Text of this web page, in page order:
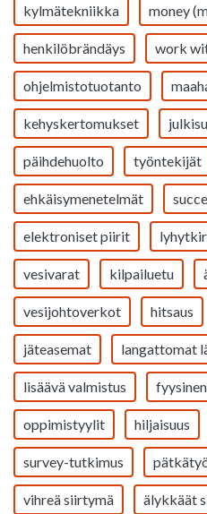
kylmätekniikka money
henkilöbrändäys work
ohjelmistotuotanto
kehyskertomukset
päihdehuolto työntekijät
ehkäisymenetelmät
elektroniset piirit
vesivarat kilpailuetu
vesijohtoverkot hitsaus
jäteasemat langattomat
lisäävä valmistus
oppimistyylit hiljaisuus
survey-tutkimus
vihreä siirtymä älykkäät